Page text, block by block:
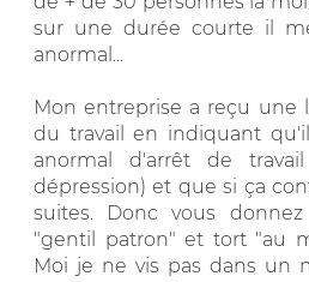
sur une durée courte il
anormal...
Mon entreprise a reçu une
du travail en indiquant
anormal d'arrêt de
dépression) et que si ça
suites. Donc vous
"gentil patron" et tort "au
Moi je ne vis pas dans un